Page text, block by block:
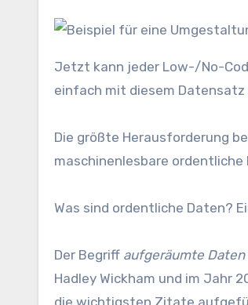
Jetzt kann jeder Low-/No-
einfach mit diesem
Die größte Herausforderung
maschinenlesbare ordentliche
Was sind ordentliche Daten?
Der Begriff aufgeräumte Daten
Hadley Wickham und im Jahr